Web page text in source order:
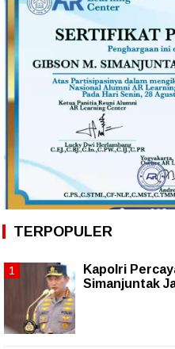
TERPOPULER
Kapolri
Simanjuntak